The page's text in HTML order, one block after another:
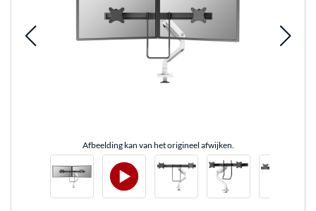
Afbeelding kan van het origineel afwijken.